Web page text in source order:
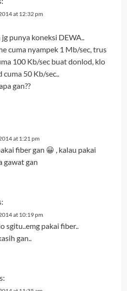
at 12:32 pm
punya koneksi DEWA..
cuma nyampek 1 Mb/sec, trus
100 Kb/sec buat donlod, klo
cuma 50 Kb/sec..
gan??
at 1:21 pm
fiber gan 😀 , kalau pakai
gawat gan
at 10:19 pm
sgitu..emg pakai fiber..
gan..